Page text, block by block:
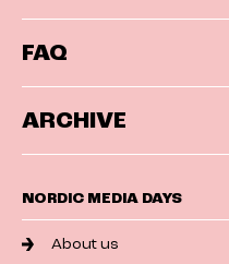
FAQ
ARCHIVE
NORDIC MEDIA DAYS
About us